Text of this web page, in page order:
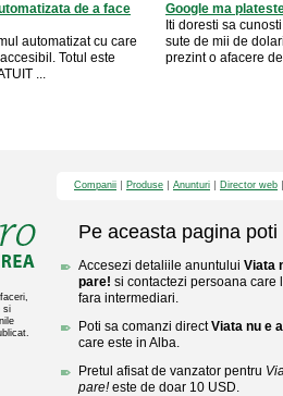
de a face
automatizat cu care
Totul este
...
Google ma
Iti doresti sa
sute de mii de
prezint o afacere
si
Companii Produse Anunturi Director web
Pe aceasta pagina poti
Accesezi detaliile anuntului Viata
pare! si contactezi persoana care
fara intermediari.
Poti sa comanzi directViata nu e
care este in Alba.
Pretul afisat de vanzator pentru
pare!este de doar 10 USD.